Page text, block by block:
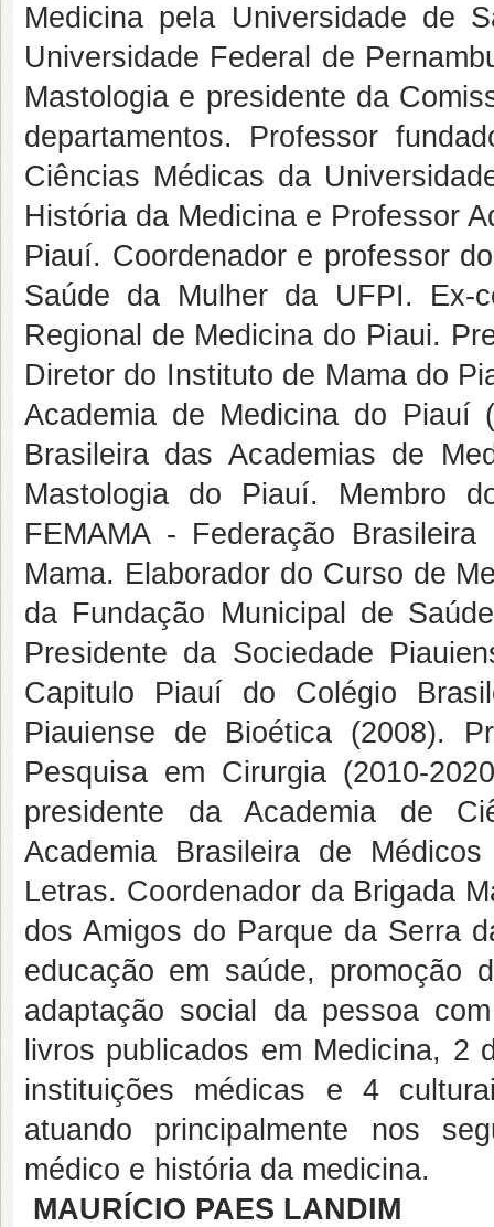
Medicina pela Universidade de
Universidade Federal de
Mastologia e presidente da
departamentos. Professor
Ciências Médicas da
História da Medicina e Professor
Piauí. Coordenador e professor
Saúde da Mulher da UFPI. Ex-
Regional de Medicina do Piaui.
Diretor do Instituto de Mama do
Academia de Medicina do Piauí
Brasileira das Academias de
Mastologia do Piauí. Membro
FEMAMA - Federação
Mama. Elaborador do Curso de
da Fundação Municipal de
Presidente da Sociedade
Capitulo Piauí do Colégio
Piauiense de Bioética (2008).
Pesquisa em Cirurgia (2010-
presidente da Academia de
Academia Brasileira de
Letras. Coordenador da Brigada
dos Amigos do Parque da Serra
educação em saúde, promoção
adaptação social da pessoa
livros publicados em Medicina,
instituições médicas e 4
atuando principalmente nos
médico e história da medicina.
MAURÍCIO PAES LANDIM